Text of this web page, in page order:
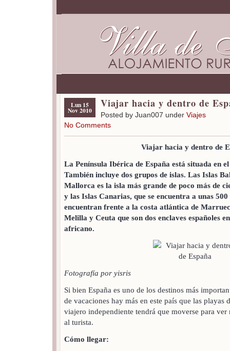
Lun 15
Nov 2010
Viajar hacia y dentro de
Posted by Juan007 under Viajes
No Comments
Viajar hacia y dentro de
La Península Ibérica de España está situada en
También incluye dos grupos de islas. Las Islas
Mallorca es la isla más grande de poco más de
y las Islas Canarias, que se encuentra a unas
encuentran frente a la costa atlántica de
Melilla y Ceuta que son dos enclaves españoles
africano.
Fotografía por yisris
Si bien España es uno de los destinos más
de vacaciones hay más en este país que las playas
viajero independiente tendrá que moverse para ver
al turista.
Cómo llegar: